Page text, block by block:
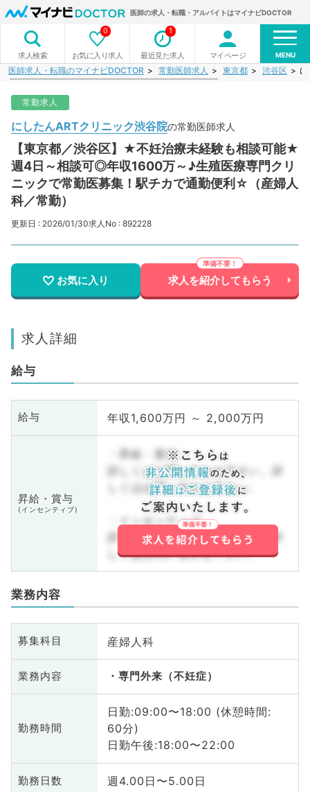
医師の求人・転職・アルバイトはマイナビDOCTOR
求人検索 お気に入り求人
0
最近見た求人
1
マイページ MENU
医師求人・転職のマイナビDOCTOR 常勤医師求人 東京都 渋谷区
常勤求人
にしたんARTクリニック渋谷院の常勤医師求人
【東京都／渋谷区】★不妊治療未経験も相談可能★
週4日～相談可◎年収1600万～♪生殖医療専門クリ
ニックで常勤医募集！駅チカで通勤便利☆（産婦人
科／常勤）
更新日 : 2026/01/30求人No : 892228
お気に入り 求人を紹介してもらう
求人詳細
給与
給与 年収1,600万円 ～ 2,000万円
昇給・賞与
(インセンティブ)
・昇給・賞与
詳しくはお問い合わせ下さい。詳
しくはお問い合わせ下さい。
・インセンティブ
詳しくはお問い合わせ下さい。詳
しくはお問い合わせ下さい。
業務内容
募集科目 産婦人科
業務内容 専門外来（不妊症）
勤務時間
日勤:09:00〜18:00 (休憩時間:
60分)
日勤午後:18:00〜22:00
勤務日数 週4.00日〜5.00日